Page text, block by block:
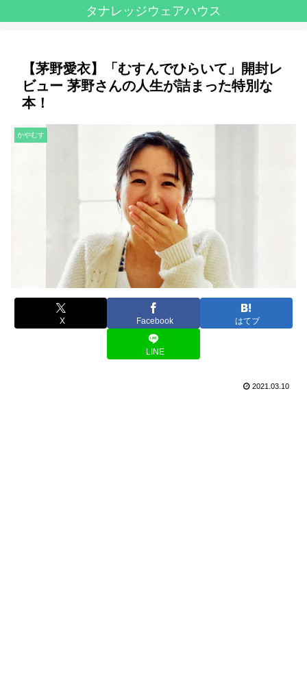
タナレッジウェアハウス
【茅野愛衣】「むすんでひらいて」開封レ
ビュー 茅野さんの人生が詰まった特別な
本！
かやむす
X Facebook はてブ
LINE
2021.03.10